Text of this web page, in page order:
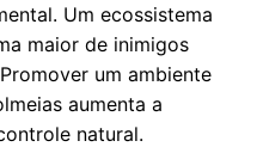
Um ecossistema
maior de inimigos
um ambiente
aumenta a
natural.